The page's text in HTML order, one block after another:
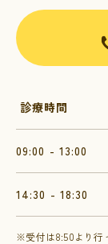
診療時間
09:00 - 13:00
14:30 - 18:30
※受付は8:50より行